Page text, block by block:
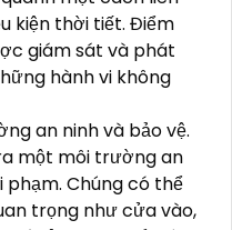
kiện thời tiết. Điểm
giám sát và phát
hành vi không
an ninh và bảo vệ.
một môi trường an
phạm. Chúng có thể
trọng như cửa vào,